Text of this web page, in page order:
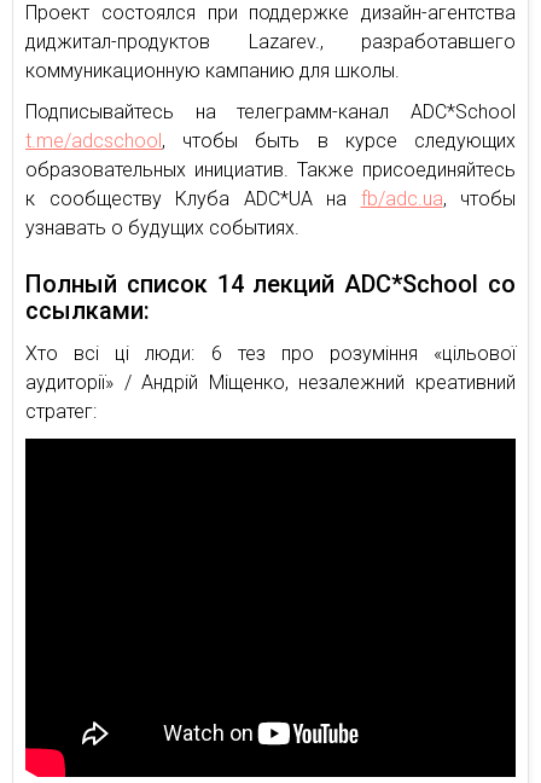
Проект состоялся при поддержке дизайн-агентства
диджитал-продуктов Lazarev., разработавшего
коммуникационную кампанию для школы.
Подписывайтесь на телеграмм-канал ADC*School
t.me/adcschool, чтобы быть в курсе следующих
образовательных инициатив. Также присоединяйтесь
к сообществу Клуба ADC*UA на fb/adc.ua, чтобы
узнавать о будущих событиях.
Полный список 14 лекций ADC*School со
ссылками:
Хто всі ці люди: 6 тез про розуміння «цільової
аудиторії» / Андрій Міщенко, незалежний креативний
стратег: